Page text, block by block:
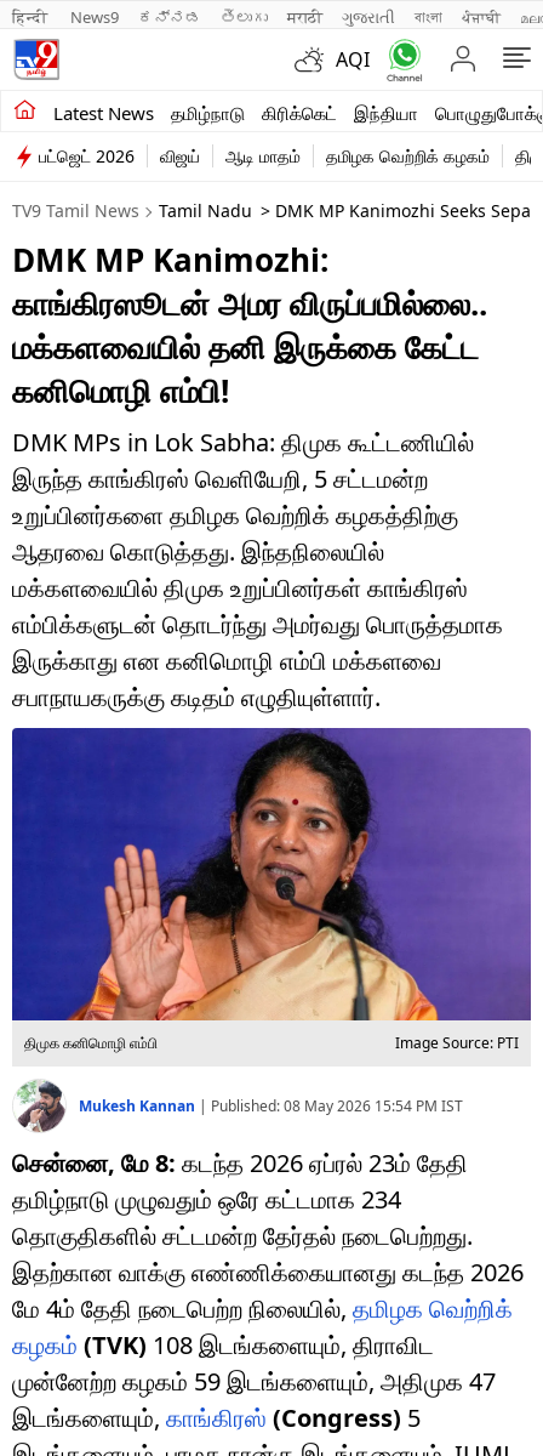
हिन्दी News9 ಕನ್ನಡ తెలుగు मराठी ગુજરાતી বাংলা ਪੰਜਾਬੀ
AQI
Latest News தமிழ்நாடு கிரிக்கெட் இந்தியா
சமீபத்திய செய்திகள்
தமிழ்நாடு
இந்தியா
உலகம்
விளையாட்டு
பொழுதுபோக்கு
லைஃப்ஸ்டைல்
வணிகம்
டெக்னாலஜி
ஆன்மீகம்
வைரல்
ஹெஃல்த்
போட்டோ கேலரி
பட்ஜெட் 2026 விஜய் ஆடி மாதம் தமிழக வெற்றிக் கழகம்
TV9 Tamil News Tamil Nadu > DMK MP Kanimozhi Seeks
DMK MP Kanimozhi:
காங்கிரஸூடன் அமர விருப்பமில்லை..
மக்களவையில் தனி இருக்கை கேட்ட
கனிமொழி எம்பி!
DMK MPs in Lok Sabha: திமுக கூட்டணியில்
இருந்த காங்கிரஸ் வெளியேறி, 5 சட்டமன்ற
உறுப்பினர்களை தமிழக வெற்றிக் கழகத்திற்கு
ஆதரவை கொடுத்தது. இந்தநிலையில்
மக்களவையில் திமுக உறுப்பினர்கள் காங்கிரஸ்
எம்பிக்களுடன் தொடர்ந்து அமர்வது பொருத்தமாக
இருக்காது என கனிமொழி எம்பி மக்களவை
சபாநாயகருக்கு கடிதம் எழுதியுள்ளார்.
திமுக கனிமொழி எம்பி Image Source: PTI
Mukesh Kannan | Published:08 May 2026 15:54 PM IST
சென்னை, மே 8: கடந்த 2026 ஏப்ரல் 23ம் தேதி
தமிழ்நாடு முழுவதும் ஒரே கட்டமாக 234
தொகுதிகளில் சட்டமன்ற தேர்தல் நடைபெற்றது.
இதற்கான வாக்கு எண்ணிக்கையானது கடந்த 2026
மே 4ம் தேதி நடைபெற்ற நிலையில், தமிழக வெற்றிக்
கழகம் (TVK) 108 இடங்களையும், திராவிட
முன்னேற்ற கழகம் 59 இடங்களையும், அதிமுக 47
இடங்களையும், காங்கிரஸ் (Congress) 5